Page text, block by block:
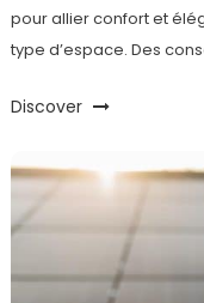
pour allier confort et
type d’espace. Des
Discover